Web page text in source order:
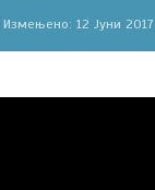
Измењено: 12 Јуни 2017